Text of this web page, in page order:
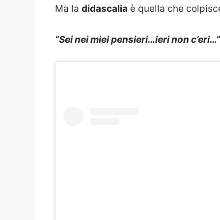
Ma la didascalia è quella che
“Sei nei miei pensieri…ieri non c’eri…”